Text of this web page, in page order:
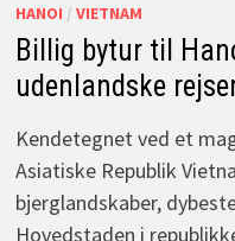
HANOI / VIETNAM
Billig bytur til
udenlandske
Kendetegnet ved et
Asiatiske Republik
bjerglandskaber,
Hovedstaden i